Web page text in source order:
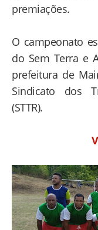
premiações.
O campeonato
do Sem Terra e
prefeitura de
Sindicato dos
(STTR).